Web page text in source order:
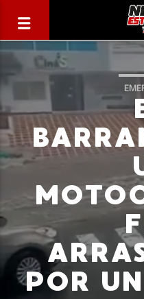
CANCIÓN ACTUAL
TÍTULO
POR